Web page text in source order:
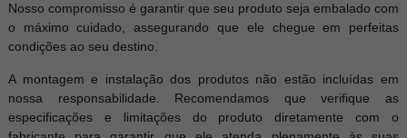
Nosso compromisso é garantir que seu produto seja embalado com
o máximo cuidado, assegurando que ele chegue em perfeitas
condições ao seu destino.
A montagem e instalação dos produtos não estão incluídas em
nossa responsabilidade. Recomendamos que verifique as
especificações e limitações do produto diretamente com o